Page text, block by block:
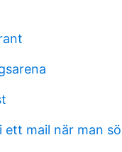
ett mail när man